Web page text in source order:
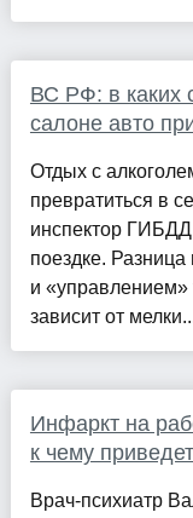
ВС РФ: в каких
салоне авто
Отдых с
превратиться в
инспектор ГИБДД
поездке.
и «управлением»
зависит от
Инфаркт на
к чему
Врач-психиатр